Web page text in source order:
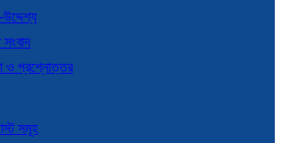
ও প্রশ্নোত্তর
সমূহ